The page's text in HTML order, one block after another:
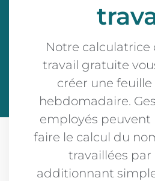
Notre calculatrice
travail gratuite
créer une
hebdomadaire.
employés peuvent
faire le calcul du
travaillées par
additionnant